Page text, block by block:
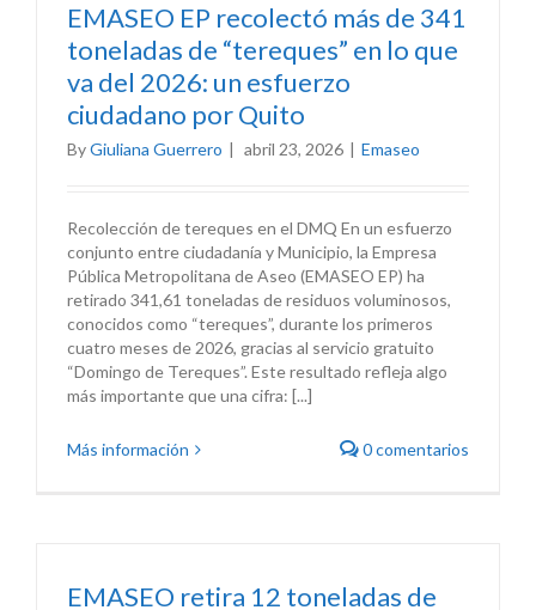
EMASEO EP recolectó más de 341
toneladas de “tereques” en lo que
va del 2026: un esfuerzo
ciudadano por Quito
ByGiuliana Guerrero | abril 23, 2026 | Emaseo
Recolección de tereques en el DMQ En un esfuerzo
conjunto entre ciudadanía y Municipio, la Empresa
Pública Metropolitana de Aseo (EMASEO EP) ha
retirado 341,61 toneladas de residuos voluminosos,
conocidos como “tereques”, durante los primeros
cuatro meses de 2026, gracias al servicio gratuito
“Domingo de Tereques”. Este resultado refleja algo
más importante que una cifra: [...]
Más información 0 comentarios
EMASEO retira 12 toneladas de